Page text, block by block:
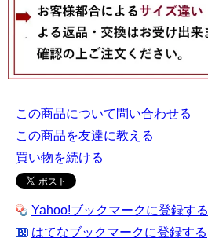
この商品について問い合わせる
この商品を友達に教える
買い物を続ける
Yahoo!ブックマークに登録する
はてなブックマークに登録する